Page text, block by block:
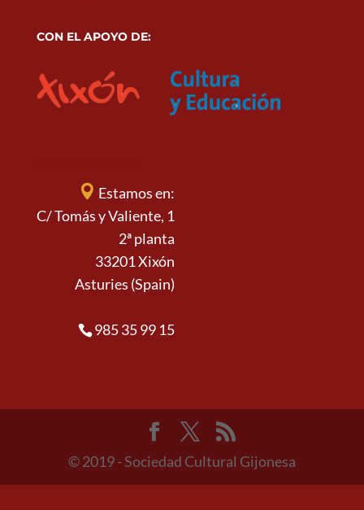
CON EL APOYO DE:
Estamos en:
C/ Tomás y Valiente, 1
2ª planta
33201 Xixón
Asturies (Spain)
985 35 99 15
© 2019 - Sociedad Cultural Gijonesa